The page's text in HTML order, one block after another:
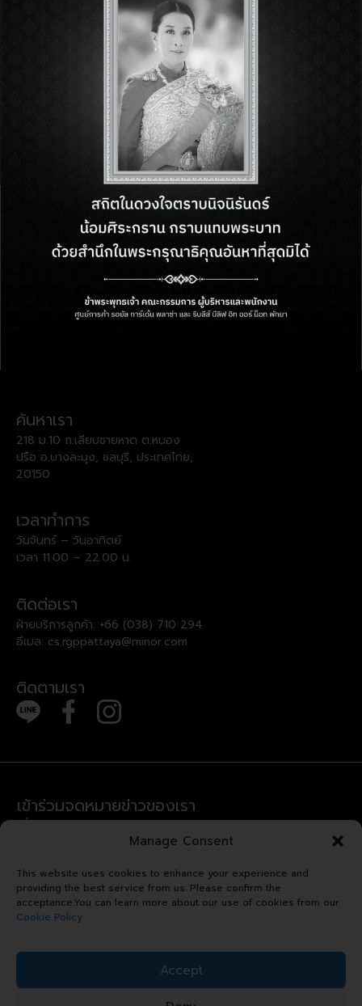
Manage Consent
This website uses cookies to enhance your experience and
providing the best service from us. Please confirm the
acceptance.You can learn more about our use of cookies from our
Cookie Policy
Accept
SHOP INFORMATON:
BACK TO DIRECTORY
ค้นหาเรา
218 ม.10 ถ.เลียบชายหาด ต.หนอง
ปรือ อ.บางละมุง, ชลบุรี, ประเทศไทย,
20150
เวลาทำการ
วันจันทร์ – วันอาทิตย์
เวลา 11.00 – 22.00 น.
ติดต่อเรา
ฝ่ายบริการลูกค้า: +66 (038) 710 294
อีเมล: cs.rgppattaya@minor.com
ติดตามเรา
เข้าร่วมจดหมายข่าวของเรา
เพื่อรับข่าวสารล่าสุดและข้อเสนอพิเศษ
Contact form not found.
ลิขสิทธิ์ © 2024 รอยัล การ์เด้น
พลาซ่า. สงวนลิขสิทธิ์.